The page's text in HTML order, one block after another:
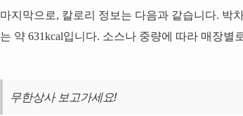
마지막으로, 칼로리 정보는 다음과 같습니다. 박
는 약 631kcal입니다. 소스나 중량에 따라 매장별
무한상사 보고가세요!